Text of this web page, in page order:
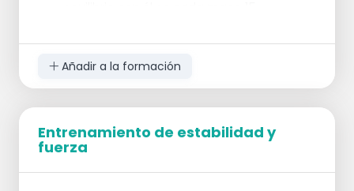
Embestida con palo en el cuello. (Paso
grande hacia adelante y flexión de la otra
rodilla.) Arremete con la pierna delantera y
vuelve a la posición inicial.Cada pierna 10
veces
Palos en conos
Saltar por encima del palo entre los conos
Añadir a la formación
Entrenamiento de estabilidad y
fuerza